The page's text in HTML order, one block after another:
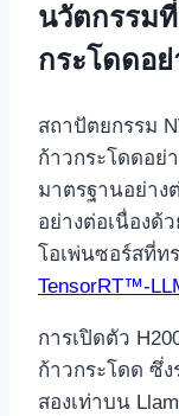
นวัตกรรม
กระโดดอ
สถาปัตยกรรม
ก้าวกระโดดอย่
มาตรฐานอย่าง
อย่างต่อเนื่องด้
โอเพ่นซอร์สที่ท
TensorRT™-
การเปิดตัว
ก้าวกระโดด ซึ่
สองเท่าบน